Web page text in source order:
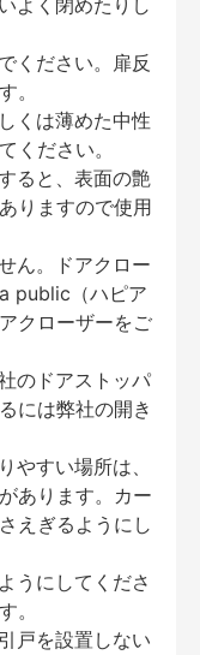
よく閉めたりし
ください。扉反
。
くは薄めた中性
ください。
ると、表面の艶
りますので使用
ん。ドアクロー
public（ハピア
クローザーをご
のドアストッパ
には弊社の開き
すい場所は、
あります。カー
えぎるようにし
うにしてくださ
。
戸を設置しない